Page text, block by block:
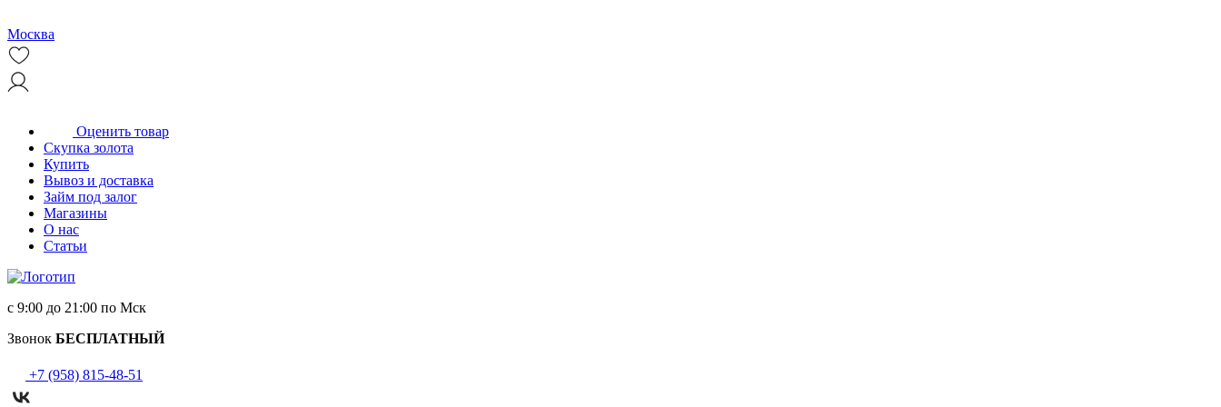
Москва
Оценить товар
Скупка золота
Купить
Вывоз и доставка
Займ под залог
Магазины
О нас
Статьи
с 9:00 до 21:00 по Мск
Звонок БЕСПЛАТНЫЙ
+7 (958) 815-48-51